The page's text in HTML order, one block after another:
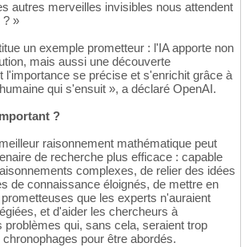
autres merveilles invisibles nous attendent
? »
un exemple prometteur : l'IA apporte non
mais aussi une découverte
l'importance se précise et s'enrichit grâce à
qui s'ensuit », a déclaré OpenAI.
?
raisonnement mathématique peut
de recherche plus efficace : capable
complexes, de relier des idées
de connaissance éloignés, de mettre en
que les experts n'auraient
et d'aider les chercheurs à
problèmes qui, sans cela, seraient trop
pour être abordés.